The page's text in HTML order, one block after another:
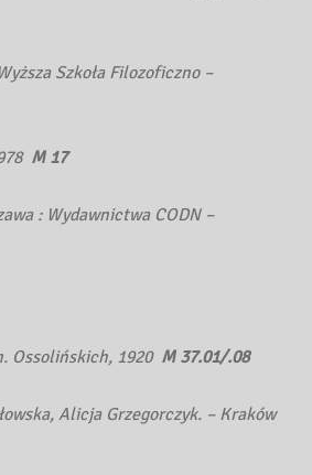
Szkoła Filozoficzno –
M 17
: Wydawnictwa CODN –
Ossolińskich, 1920 M 37.01/.08
Alicja Grzegorczyk. – Kraków